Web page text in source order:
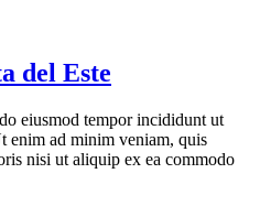
del Este
eiusmod tempor incididunt ut
enim ad minim veniam, quis
nisi ut aliquip ex ea commodo